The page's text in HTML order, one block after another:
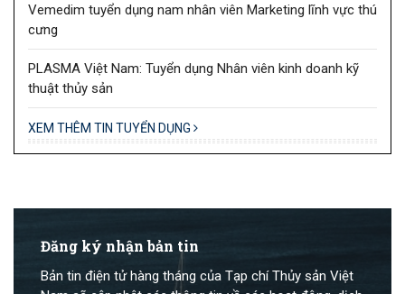
Vemedim tuyển dụng nam nhân viên Marketing lĩnh vực thú
cưng
PLASMA Việt Nam: Tuyển dụng Nhân viên kinh doanh kỹ
thuật thủy sản
XEM THÊM TIN TUYỂN DỤNG
Đăng ký nhận bản tin
Bản tin điện tử hàng tháng của Tạp chí Thủy sản Việt